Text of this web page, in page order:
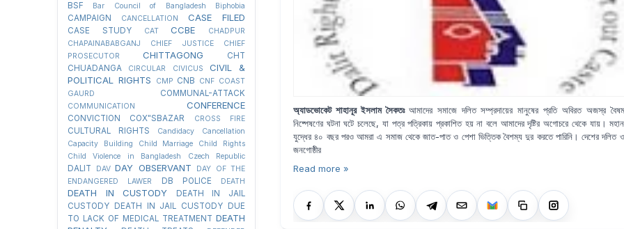
অ্যাডভোকেট শাহানূর ইসলাম সৈকতঃ আমাদের সমাজে দলিত সম্প্রদায়ের মানুষের প্রতি অবিরত অজস্র
নিষ্পেষণের ঘটনা ঘটে চলেছে, যা পত্র পত্রিকায় প্রকাশিত হয় না বলে আমাদের দৃষ্টির অগোচরে থেকে যায়।
যুদ্ধের ৪০ বছর পরও আমরা এ সমাজ থেকে জাত-পাত ও পেশা ভিত্তিক বৈশম্য দুর করতে পারিনি। দেশের দলিত ও
জনগোষ্ঠীর
Read more »
BSF Bar Council of Bangladesh Biphobia
CAMPAIGN CANCELLATION CASE FILED
CASE STUDY CAT CCBE
CHADPUR
CHAPAINABABGANJ
CHIEF JUSTICE
CHIEF
PROSECUTOR
CHITTAGONG
CHT
CHUADANGA
CIRCULAR CIVICUS
CIVIL &
POLITICAL RIGHTS
CMP CNB CNF COAST
GAURD
COMMUNAL-ATTACK
COMMUNICATION CONFERENCE
CONVICTION COX"SBAZAR CROSS FIRE
CULTURAL RIGHTS
Candidacy Cancellation
Capacity Building
Child Marriage
Child Rights
Child Violence in Bangladesh
Czech Republic
DALIT DAV DAY OBSERVANT
DAY OF THE
ENDANGERED LAWER
DB POLICE DEATH
DEATH IN CUSTODY
DEATH IN JAIL
CUSTODY
DEATH IN JAIL CUSTODY DUE
TO LACK OF MEDICAL TREATMENT DEATH